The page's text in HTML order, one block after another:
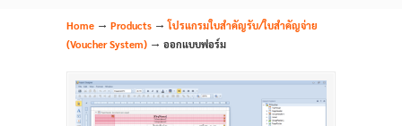
Home → Products →โปรแกรมใบสำคัญรับ/ใบสำคัญจ่าย
(Voucher System) → ออกแบบฟอร์ม